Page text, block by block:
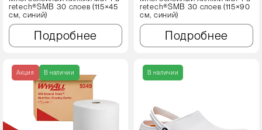
retech®SMB 30 слоев (115×45
см, синий)
Подробнее
retech®SMB 30 слоев (115×90
см, синий)
Подробнее
Акция В наличии В наличии